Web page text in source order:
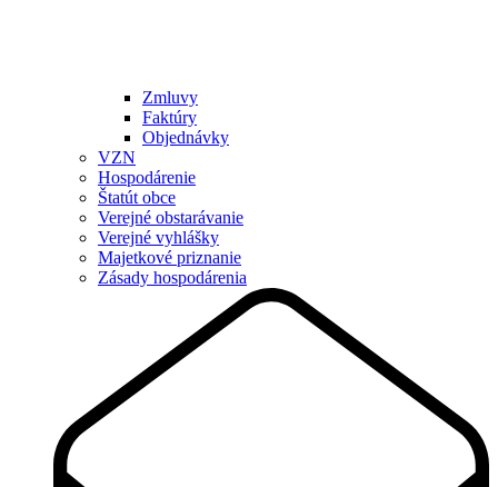
Zmluvy
Faktúry
Objednávky
VZN
Hospodárenie
Štatút obce
Verejné obstarávanie
Verejné vyhlášky
Majetkové priznanie
Zásady hospodárenia